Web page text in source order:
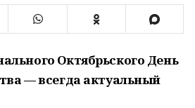
Октябрьского День
— всегда актуальный